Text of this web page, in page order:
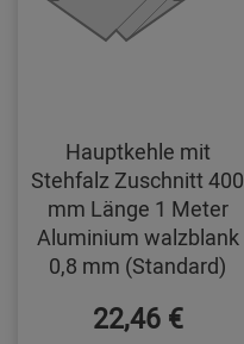
Hauptkehle mit
Stehfalz Zuschnitt 400
mm Länge 1 Meter
Aluminium walzblank
0,8 mm (Standard)
22,46 €